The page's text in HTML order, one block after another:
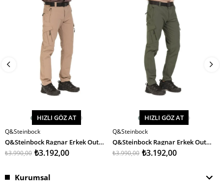
SEPETE EKLE
HIZLI GÖZ AT
Q&Steinbock
Q&Steinbock Ragnar Erkek Outdoor Pantolon
₺3.192,00
₺3.990,00
SEPETE EKLE
HIZLI GÖZ AT
Q&Steinbock
Q&Steinbock Ragnar Erkek Outdoor Pantolon
₺3.192,00
₺3.990,00
Kurumsal